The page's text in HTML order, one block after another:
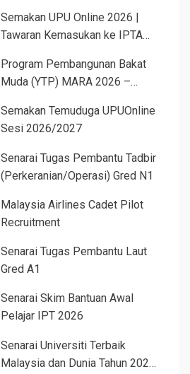
Semakan UPU Online 2026 |
Tawaran Kemasukan ke IPTA
Program Pembangunan Bakat
Muda (YTP) MARA 2026 –
Semakan Temuduga UPUOnline
Sesi 2026/2027
Senarai Tugas Pembantu Tadbir
(Perkeranian/Operasi) Gred N1
Malaysia Airlines Cadet Pilot
Recruitment
Senarai Tugas Pembantu Laut
Gred A1
Senarai Skim Bantuan Awal
Pelajar IPT 2026
Senarai Universiti Terbaik
Malaysia dan Dunia Tahun 2026